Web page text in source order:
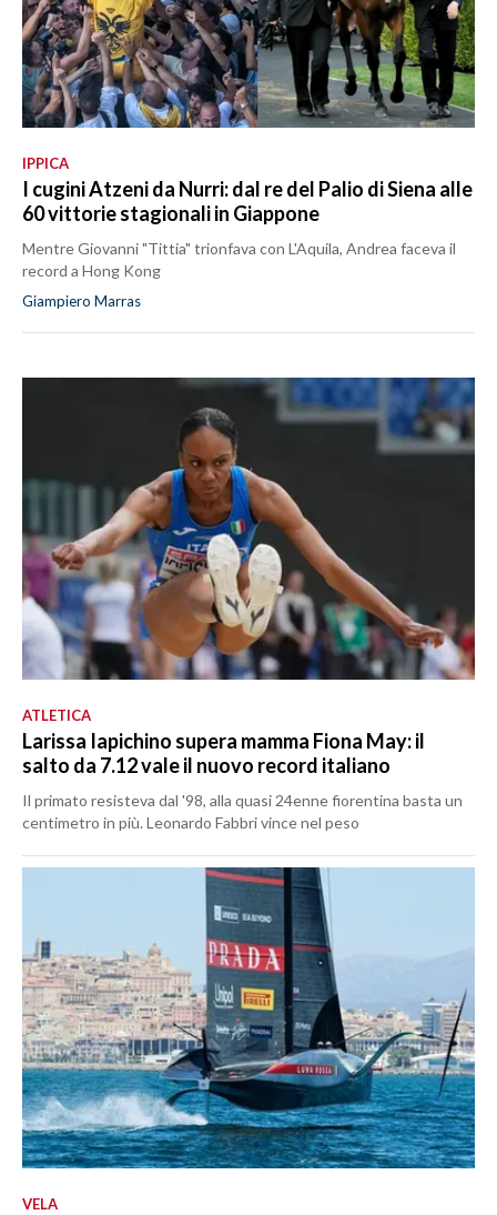
IPPICA
I cugini Atzeni da Nurri: dal re del Palio di Siena alle
60 vittorie stagionali in Giappone
Mentre Giovanni "Tittia" trionfava con L'Aquila, Andrea faceva il
record a Hong Kong
Giampiero Marras
ATLETICA
Larissa Iapichino supera mamma Fiona May: il
salto da 7.12 vale il nuovo record italiano
Il primato resisteva dal '98, alla quasi 24enne fiorentina basta un
centimetro in più. Leonardo Fabbri vince nel peso
VELA